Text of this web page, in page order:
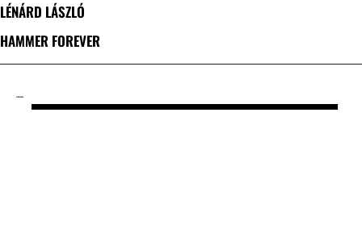
LÉNÁRD LÁSZLÓ
HAMMER FOREVER